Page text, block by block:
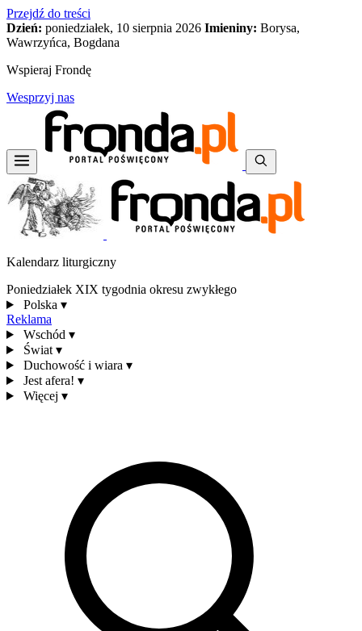
Przejdź do treści
Dzień: poniedziałek, 10 sierpnia 2026 Imieniny: Borysa,
Wawrzyńca, Bogdana
Wspieraj Frondę
Wesprzyj nas
Kalendarz liturgiczny
Poniedziałek XIX tygodnia okresu zwykłego
Polska ▾
Reklama
Wschód ▾
Świat ▾
Duchowość i wiara ▾
Jest afera! ▾
Więcej ▾